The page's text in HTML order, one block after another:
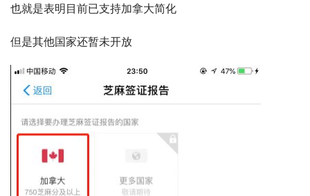
也就是表明目前已支持加拿大简化
但是其他国家还暂未开放